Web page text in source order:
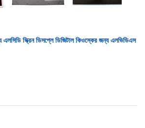
স্ক্রিন ডিসপ্লে ডিজিটাল কিওস্কের জন্য এলভিডিএস